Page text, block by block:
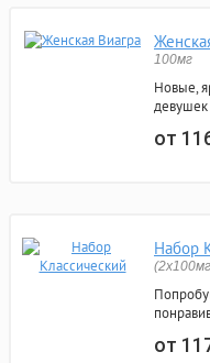
100мг
Новые,
от
Набор
от